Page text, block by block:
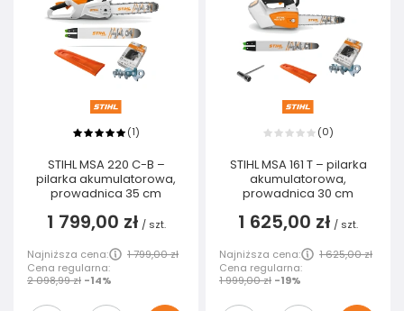
(1)
STIHL MSA 220 C-B –
pilarka akumulatorowa,
prowadnica 35 cm
1 799,00 zł / szt.
Najniższa cena:
1 799,00 zł
Cena regularna:
2 098,99 zł -14%
(0)
STIHL MSA 161 T – pilarka
akumulatorowa,
prowadnica 30 cm
1 625,00 zł / szt.
Najniższa cena:
1 625,00 zł
Cena regularna:
1 999,00 zł -19%